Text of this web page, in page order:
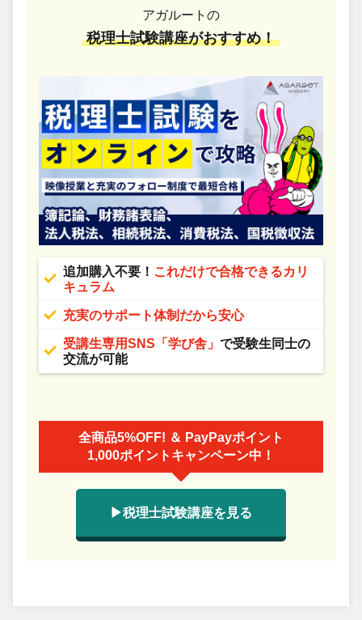
アガルートの
税理士試験講座がおすすめ！
追加購入不要！ これだけで合格できるカリ
キュラム
充実のサポート体制だから安心
受講生専用SNS「学び舎」 で受験生同士の
交流が可能
全商品5%OFF! ＆ PayPayポイント
1,000ポイントキャンペーン中！
▶税理士試験講座を見る